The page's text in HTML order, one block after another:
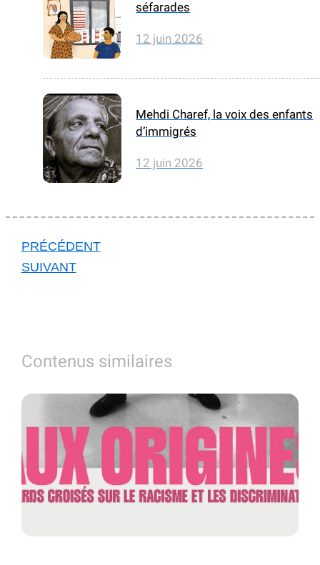
séfarades
12 juin 2026
Mehdi Charef, la voix des enfants
d’immigrés
12 juin 2026
PRÉCÉDENT
SUIVANT
Contenus similaires